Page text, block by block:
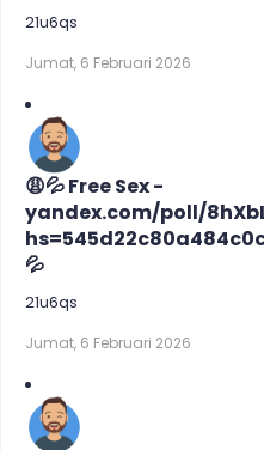
21u6qs
Jumat, 6 Februari 2026
😩💦 Free Sex -
yandex.com/poll/
💦
21u6qs
Jumat, 6 Februari 2026